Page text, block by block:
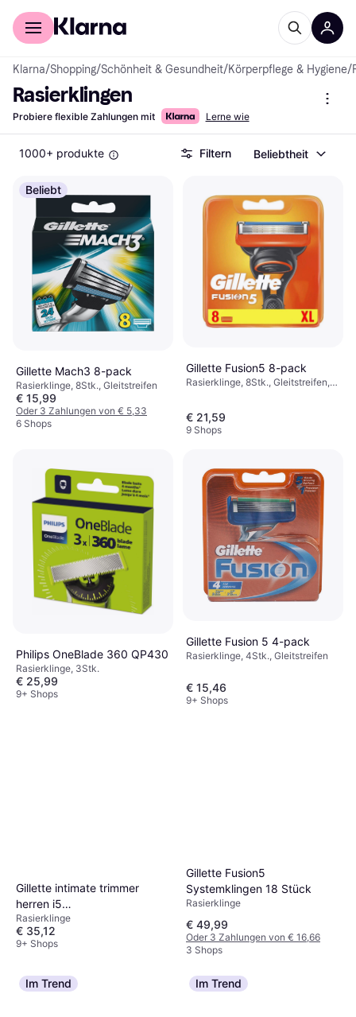
Für Shopper
Klarna/Shopping/Schönheit & Gesundheit/Körperpflege & Hygiene/
Rasierklingen
Probiere flexible Zahlungen mit Lerne wie
1000+ produkte Filtern Beliebtheit
Beliebt
Gillette Mach3 8-pack
Rasierklinge, 8Stk., Gleitstreifen
€ 15,99
Oder 3 Zahlungen von € 5,33
6 Shops
Gillette Fusion5 8-pack
Rasierklinge, 8Stk., Gleitstreifen,
€ 21,59
9 Shops
Philips OneBlade 360 QP430
Rasierklinge, 3Stk.
€ 25,99
9+ Shops
Gillette Fusion 5 4-pack
Rasierklinge, 4Stk., Gleitstreifen
€ 15,46
9+ Shops
Gillette intimate trimmer
herren i5
intimbereichwasserdicht
kabellos neu Schwarz
Rasierklinge
€ 35,12
9+ Shops
Gillette Fusion5
Systemklingen 18 Stück
Rasierklinge
€ 49,99
Oder 3 Zahlungen von € 16,66
3 Shops
Im Trend Im Trend